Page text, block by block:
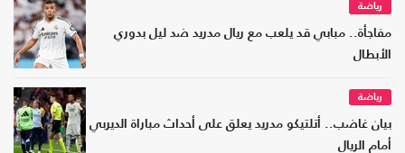
رياضة
مفاجأة.. مبابي قد يلعب مع ريال مدريد ضد ليل بدوري
الأبطال
رياضة
بيان غاضب.. أتلتيكو مدريد يعلق على أحداث مباراة الديربي
أمام الريال